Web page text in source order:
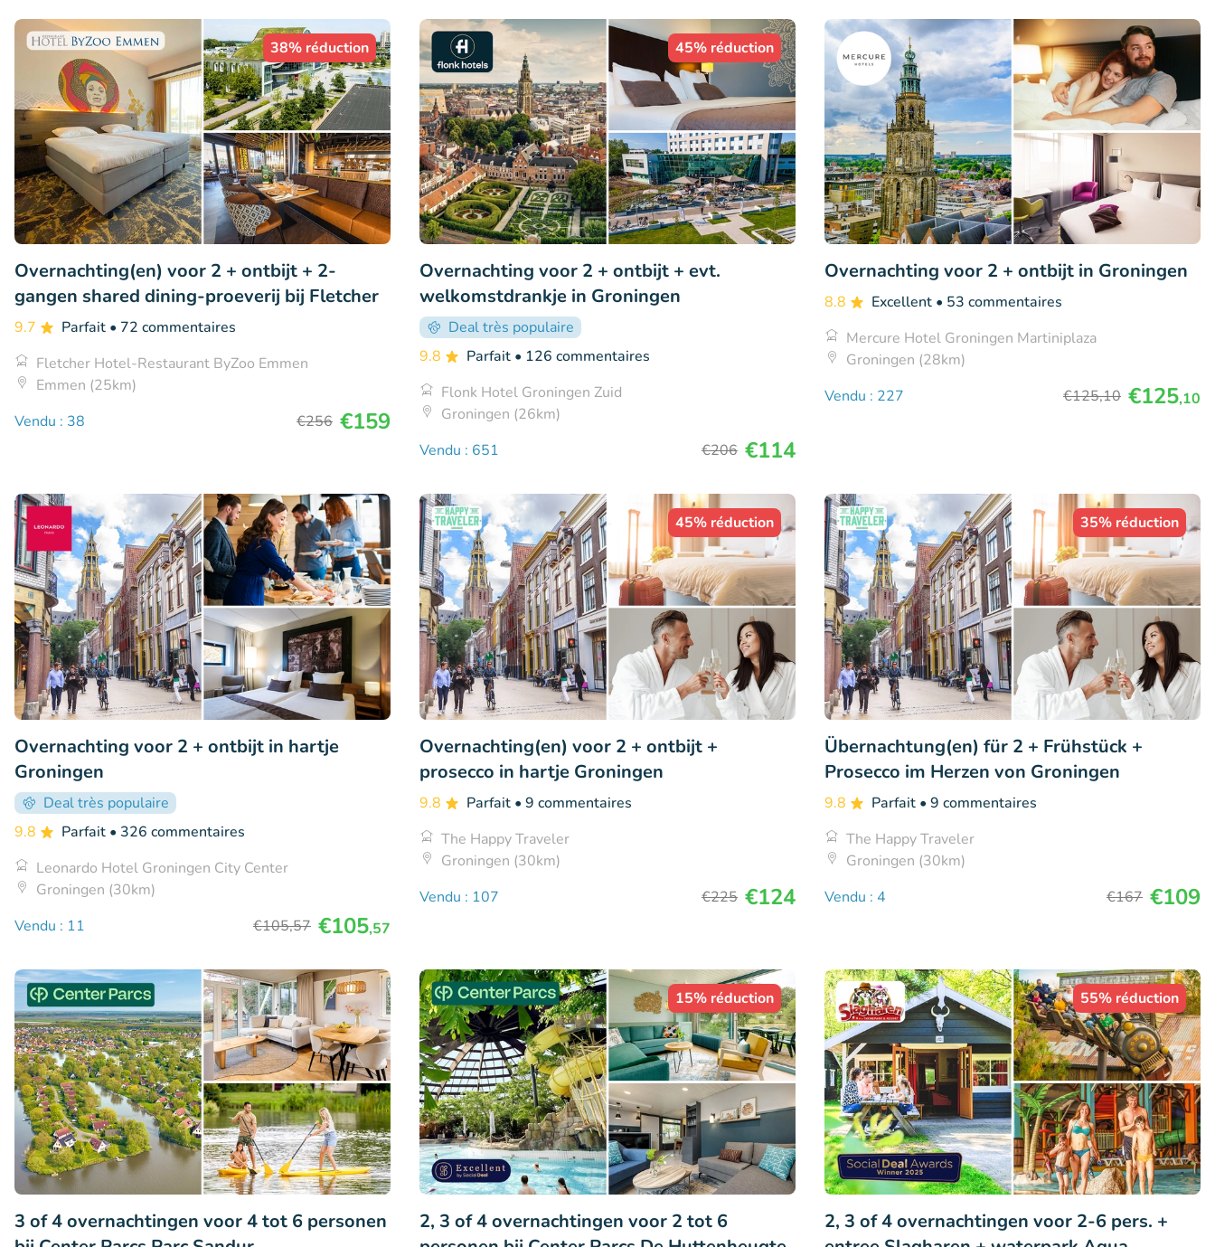
38% réduction
Overnachting(en) voor 2 + ontbijt + 2-
gangen shared dining-proeverij bij Fletcher
9.7 Parfait • 72 commentaires
Fletcher Hotel-Restaurant ByZoo Emmen
Emmen (25km)
Vendu : 38
€256 €159
45% réduction
Overnachting voor 2 + ontbijt + evt.
welkomstdrankje in Groningen
Deal très populaire
9.8
Parfait • 126 commentaires
Flonk Hotel Groningen Zuid
Groningen (26km)
Vendu : 651
€206 €114
Overnachting voor 2 + ontbijt in Groningen
8.8 Excellent • 53 commentaires
Mercure Hotel Groningen Martiniplaza
Groningen (28km)
Vendu : 227
€125,10 €125,10
Overnachting voor 2 + ontbijt in hartje
Groningen
Deal très populaire
9.8
Parfait • 326 commentaires
Leonardo Hotel Groningen City Center
Groningen (30km)
Vendu : 11
€105,57 €105,57
45% réduction
Overnachting(en) voor 2 + ontbijt +
prosecco in hartje Groningen
9.8 Parfait • 9 commentaires
The Happy Traveler
Groningen (30km)
Vendu : 107
€225 €124
35% réduction
Übernachtung(en) für 2 + Frühstück +
Prosecco im Herzen von Groningen
9.8 Parfait • 9 commentaires
The Happy Traveler
Groningen (30km)
Vendu : 4
€167 €109
3 of 4 overnachtingen voor 4 tot 6 personen
15% réduction
2, 3 of 4 overnachtingen voor 2 tot 6
55% réduction
2, 3 of 4 overnachtingen voor 2-6 pers. +